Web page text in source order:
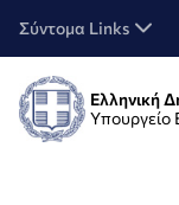
Σύντομα Links
Ελληνική
Υπουργείο